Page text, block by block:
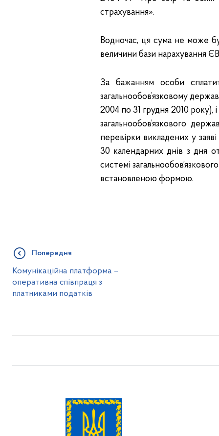
страхування».
Водночас, ця сума не може
величини бази нарахування
За бажанням особи
загальнообов’язковому
2004 по 31 грудня 2010 року),
загальнообов’язкового
перевірки викладених у
30 календарних днів з дня
системі
встановленою формою.
Попередня
Комунікаційна платформа –
оперативна співпраця з
платниками податків